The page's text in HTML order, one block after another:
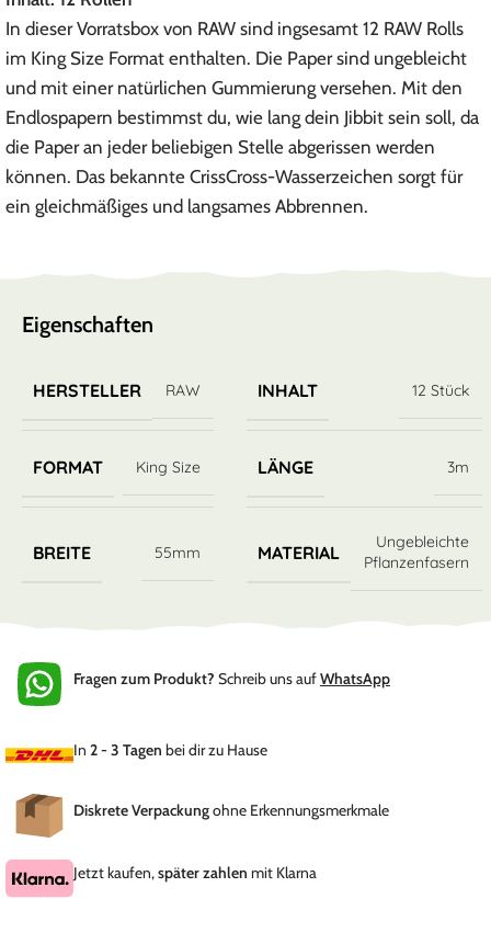
In dieser Vorratsbox von RAW sind ingsesamt 12 RAW Rolls
im King Size Format enthalten. Die Paper sind ungebleicht
und mit einer natürlichen Gummierung versehen. Mit den
Endlospapern bestimmst du, wie lang dein Jibbit sein soll, da
die Paper an jeder beliebigen Stelle abgerissen werden
können. Das bekannte CrissCross-Wasserzeichen sorgt für
ein gleichmäßiges und langsames Abbrennen.
Eigenschaften
HERSTELLER RAW INHALT 12 Stück
FORMAT King Size LÄNGE 3m
BREITE 55mm MATERIAL
Ungebleichte
Pflanzenfasern
Fragen zum Produkt? Schreib uns aufWhatsApp
In 2 - 3 Tagen bei dir zu Hause
Diskrete Verpackungohne Erkennungsmerkmale
Jetzt kaufen,später zahlen mit Klarna